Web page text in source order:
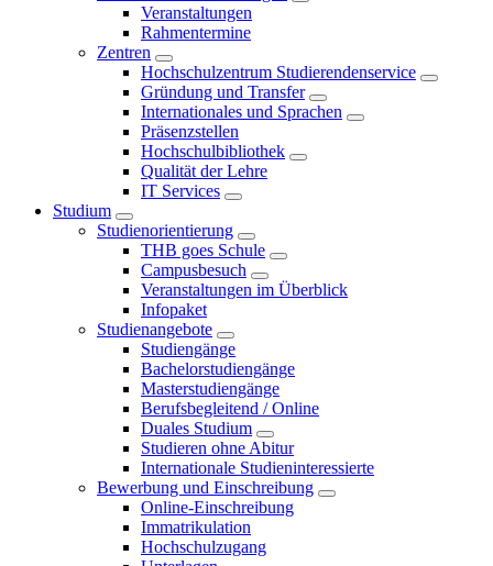
Veranstaltungen
Rahmentermine
Zentren
Hochschulzentrum Studierendenservice
Gründung und Transfer
Internationales und Sprachen
Präsenzstellen
Hochschulbibliothek
Qualität der Lehre
IT Services
Studium
Studienorientierung
THB goes Schule
Campusbesuch
Veranstaltungen im Überblick
Infopaket
Studienangebote
Studiengänge
Bachelorstudiengänge
Masterstudiengänge
Berufsbegleitend / Online
Duales Studium
Studieren ohne Abitur
Internationale Studieninteressierte
Bewerbung und Einschreibung
Online-Einschreibung
Immatrikulation
Hochschulzugang